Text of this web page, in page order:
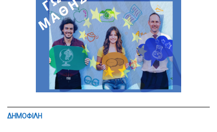
ΔΗΜΟΦΙΛΗ